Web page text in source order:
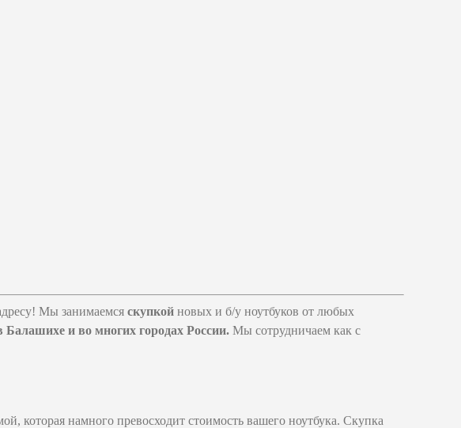
Мы занимаемся скупкой новых и б/у ноутбуков от любых
Балашихе и во многих городах России. Мы сотрудничаем как с
которая намного превосходит стоимость вашего ноутбука. Скупка